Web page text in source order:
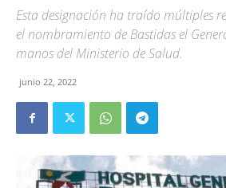
Esta designación ha traído múltiples
el nombramiento de Bastidas el
manos del Ministerio de Salud.
junio 22, 2022